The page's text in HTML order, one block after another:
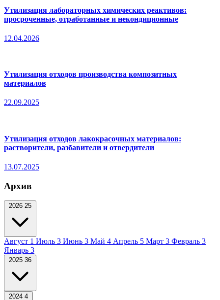
Утилизация лабораторных химических реактивов:
просроченные, отработанные и некондиционные
12.04.2026
Утилизация отходов производства композитных
материалов
22.09.2025
Утилизация отходов лакокрасочных материалов:
растворители, разбавители и отвердители
13.07.2025
Архив
2026 25
Август 1 Июль 3 Июнь 3 Май 4 Апрель 5 Март 3 Февраль 3
Январь 3
2025 36
2024 4